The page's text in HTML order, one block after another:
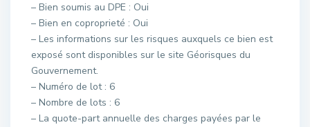
– Bien soumis au DPE : Oui
– Bien en coproprieté : Oui
– Les informations sur les risques auxquels ce bien est
exposé sont disponibles sur le site Géorisques du
Gouvernement.
– Numéro de lot : 6
– Nombre de lots : 6
– La quote-part annuelle des charges payées par le